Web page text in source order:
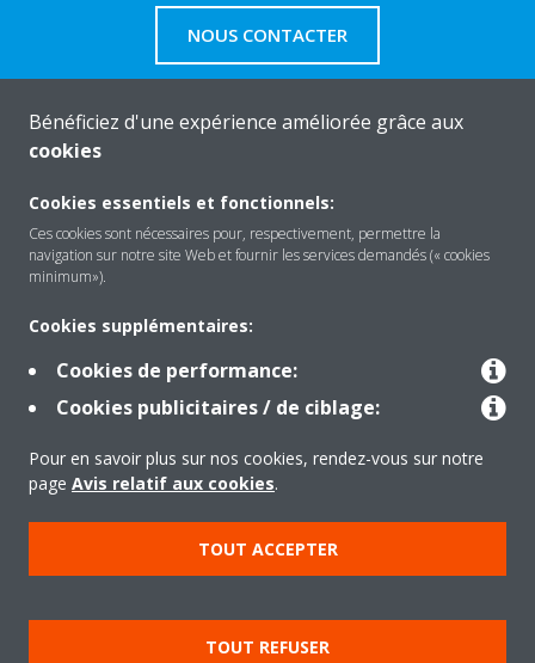
NOUS CONTACTER
Solutions
Contact
Products
Copyright © Daikin
Mentions légales
Avis relatif aux cookies
Data Act
Bénéficiez d'une expérience améliorée grâce aux
cookies
Cookies essentiels et fonctionnels:
Ces cookies sont nécessaires pour, respectivement, permettre la
navigation sur notre site Web et fournir les services demandés (« cookies
minimum»).
Cookies supplémentaires:
Cookies de performance:
Cookies publicitaires / de ciblage:
Pour en savoir plus sur nos cookies, rendez-vous sur notre
page Avis relatif aux cookies.
TOUT ACCEPTER
TOUT REFUSER